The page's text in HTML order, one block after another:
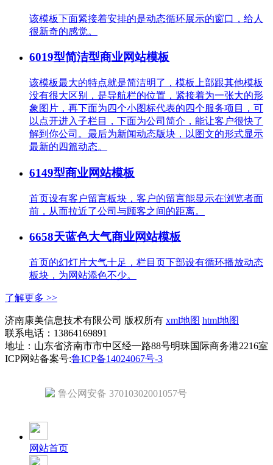
该模板下面紧接着安排的是动态循环展示的窗口，给人
很新奇的感觉。
6019型简洁型商业网站模板
该模板最大的特点就是简洁明了，模板上部跟其他模板
没有很大区别，是导航栏的位置，紧接着为一张大的形
象图片，再下面为四个小图标代表的四个服务项目，可
以点开进入子栏目，下面为公司简介，能让客户很快了
解到你公司。最后为新闻动态版块，以图文的形式显示
最新的四篇动态。
6149型商业网站模板
首页设有客户留言板块，客户的留言能显示在浏览者面
前，从而拉近了公司与顾客之间的距离。
6658天蓝色大气商业网站模板
首页的幻灯片大气十足，栏目页下部设有循环播放动态
板块，为网站添色不少。
了解更多 >>
济南康美信息技术有限公司 版权所有 xml地图 html地图
联系电话：13864169891
地址：山东省济南市市中区经一路88号明珠国际商务港2216室
ICP网站备案号:鲁ICP备14024067号-3
鲁公网安备 37010302001057号
网站首页